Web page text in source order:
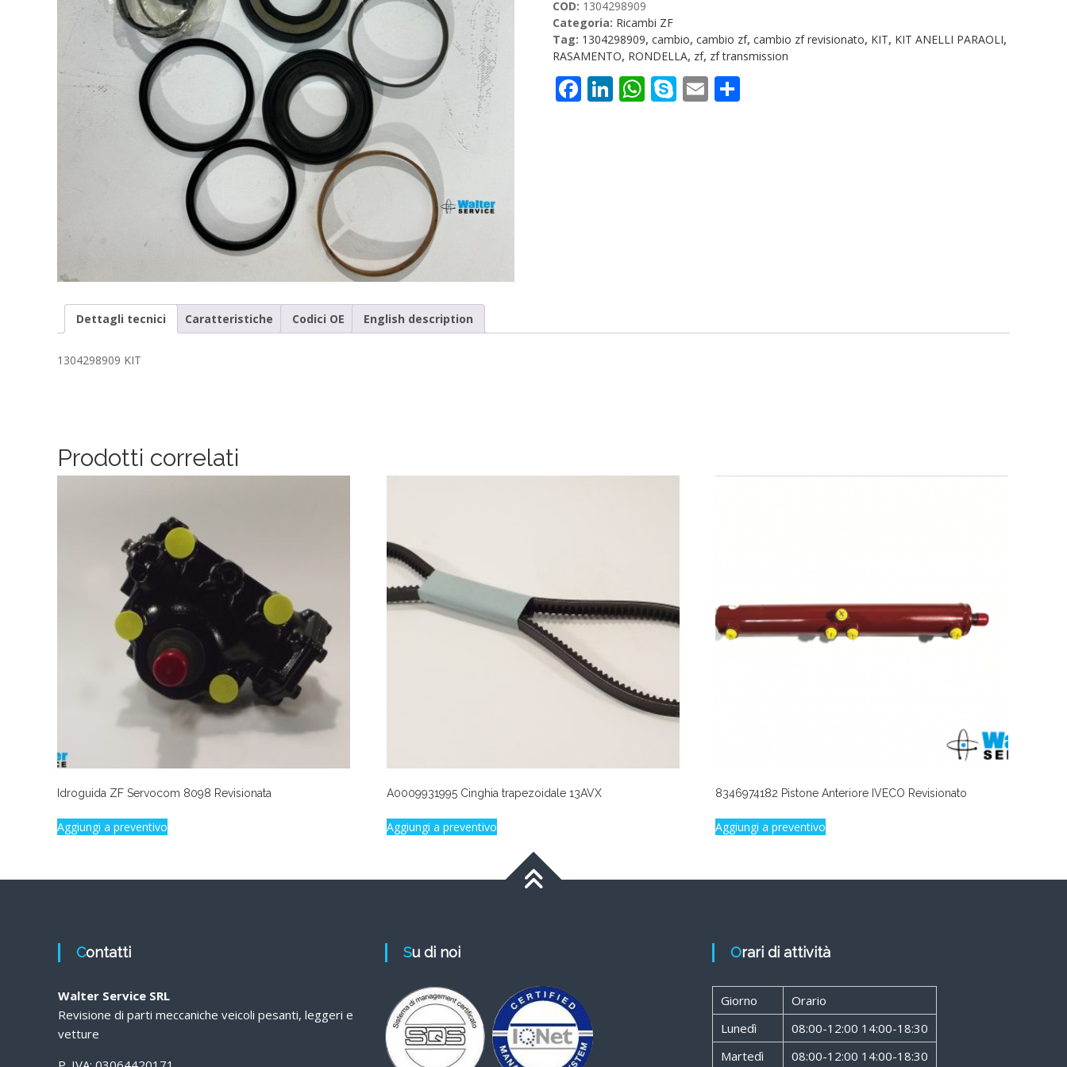
COD: 1304298909
Categoria: Ricambi ZF
Tag: 1304298909, cambio, cambio zf, cambio zf revisionato, KIT, KIT ANELLI PARAOLI,
RASAMENTO, RONDELLA, zf, zf transmission
Facebook
LinkedIn
WhatsApp
Skype
Email
Dettagli tecnici Caratteristiche Codici OE English description
1304298909 KIT
Prodotti correlati
Idroguida ZF Servocom 8098 Revisionata
Aggiungi a preventivo
A0009931995 Cinghia trapezoidale 13AVX
Aggiungi a preventivo
8346974182 Pistone Anteriore IVECO Revisionato
Aggiungi a preventivo
Contatti
Walter Service SRL
Revisione di parti meccaniche veicoli pesanti, leggeri e
vetture
Su di noi Orari di attività
Giorno
Orario
Lunedì
08:00-12:00 14:00-18:30
Martedì
08:00-12:00 14:00-18:30